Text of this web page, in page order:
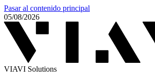
Pasar al contenido principal
05/08/2026
VIAVI Solutions